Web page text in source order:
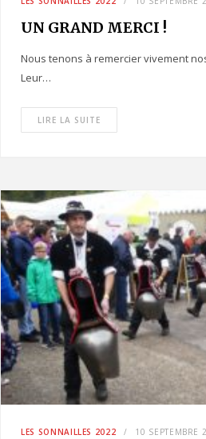
UN GRAND MERCI !
Nous tenons à remercier vivement
Leur…
LIRE LA SUITE
LES SONNAILLES 2022 10 SEPTEMBRE